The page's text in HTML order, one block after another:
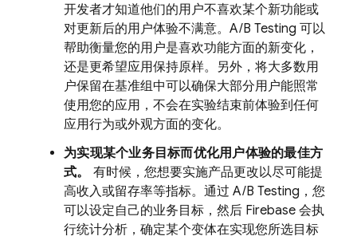
开发者才知道他们的用户不喜欢某个新功能或
对更新后的用户体验不满意。A/B Testing 可以
帮助衡量您的用户是喜欢功能方面的新变化，
还是更希望应用保持原样。另外，将大多数用
户保留在基准组中可以确保大部分用户能照常
使用您的应用，不会在实验结束前体验到任何
应用行为或外观方面的变化。
为实现某个业务目标而优化用户体验的最佳方
式。
有时候，您想要实施产品更改以尽可能提
高收入或留存率等指标。通过 A/B Testing，您
可以设定自己的业务目标，然后 Firebase 会执
行统计分析，确定某个变体在实现您所选目标